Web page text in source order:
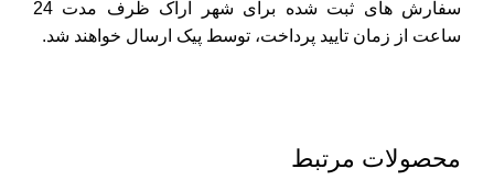
سفارش های ثبت شده برای شهر اراک ظرف مدت 24
ساعت از زمان تایید پرداخت، توسط پیک ارسال خواهند شد.
محصولات مرتبط